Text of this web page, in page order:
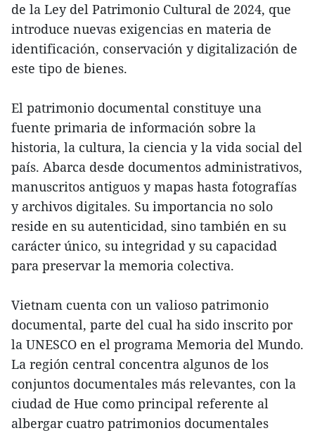
de la Ley del Patrimonio Cultural de 2024, que
introduce nuevas exigencias en materia de
identificación, conservación y digitalización de
este tipo de bienes.
El patrimonio documental constituye una
fuente primaria de información sobre la
historia, la cultura, la ciencia y la vida social del
país. Abarca desde documentos administrativos,
manuscritos antiguos y mapas hasta fotografías
y archivos digitales. Su importancia no solo
reside en su autenticidad, sino también en su
carácter único, su integridad y su capacidad
para preservar la memoria colectiva.
Vietnam cuenta con un valioso patrimonio
documental, parte del cual ha sido inscrito por
la UNESCO en el programa Memoria del Mundo.
La región central concentra algunos de los
conjuntos documentales más relevantes, con la
ciudad de Hue como principal referente al
albergar cuatro patrimonios documentales